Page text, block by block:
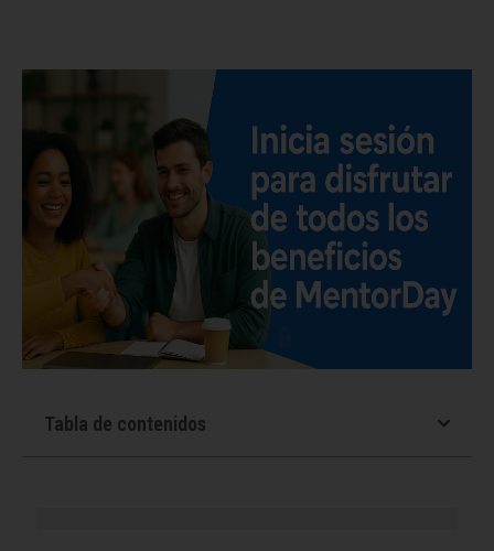
Tabla de contenidos